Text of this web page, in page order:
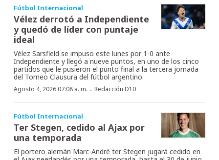
Fútbol Internacional
Vélez derrotó a Independiente
y quedó de líder con puntaje
ideal
Vélez Sarsfield se impuso este lunes por 1-0 ante
Independiente y llegó a nueve puntos, en uno de los cinco
partidos que le pusieron el punto final a la tercera jornada
del Torneo Clausura del fútbol argentino.
Agosto 4, 2026 07:08 a. m. · Redacción D10
Fútbol Internacional
Ter Stegen, cedido al Ajax por
una temporada
El portero alemán Marc-André ter Stegen jugará cedido en